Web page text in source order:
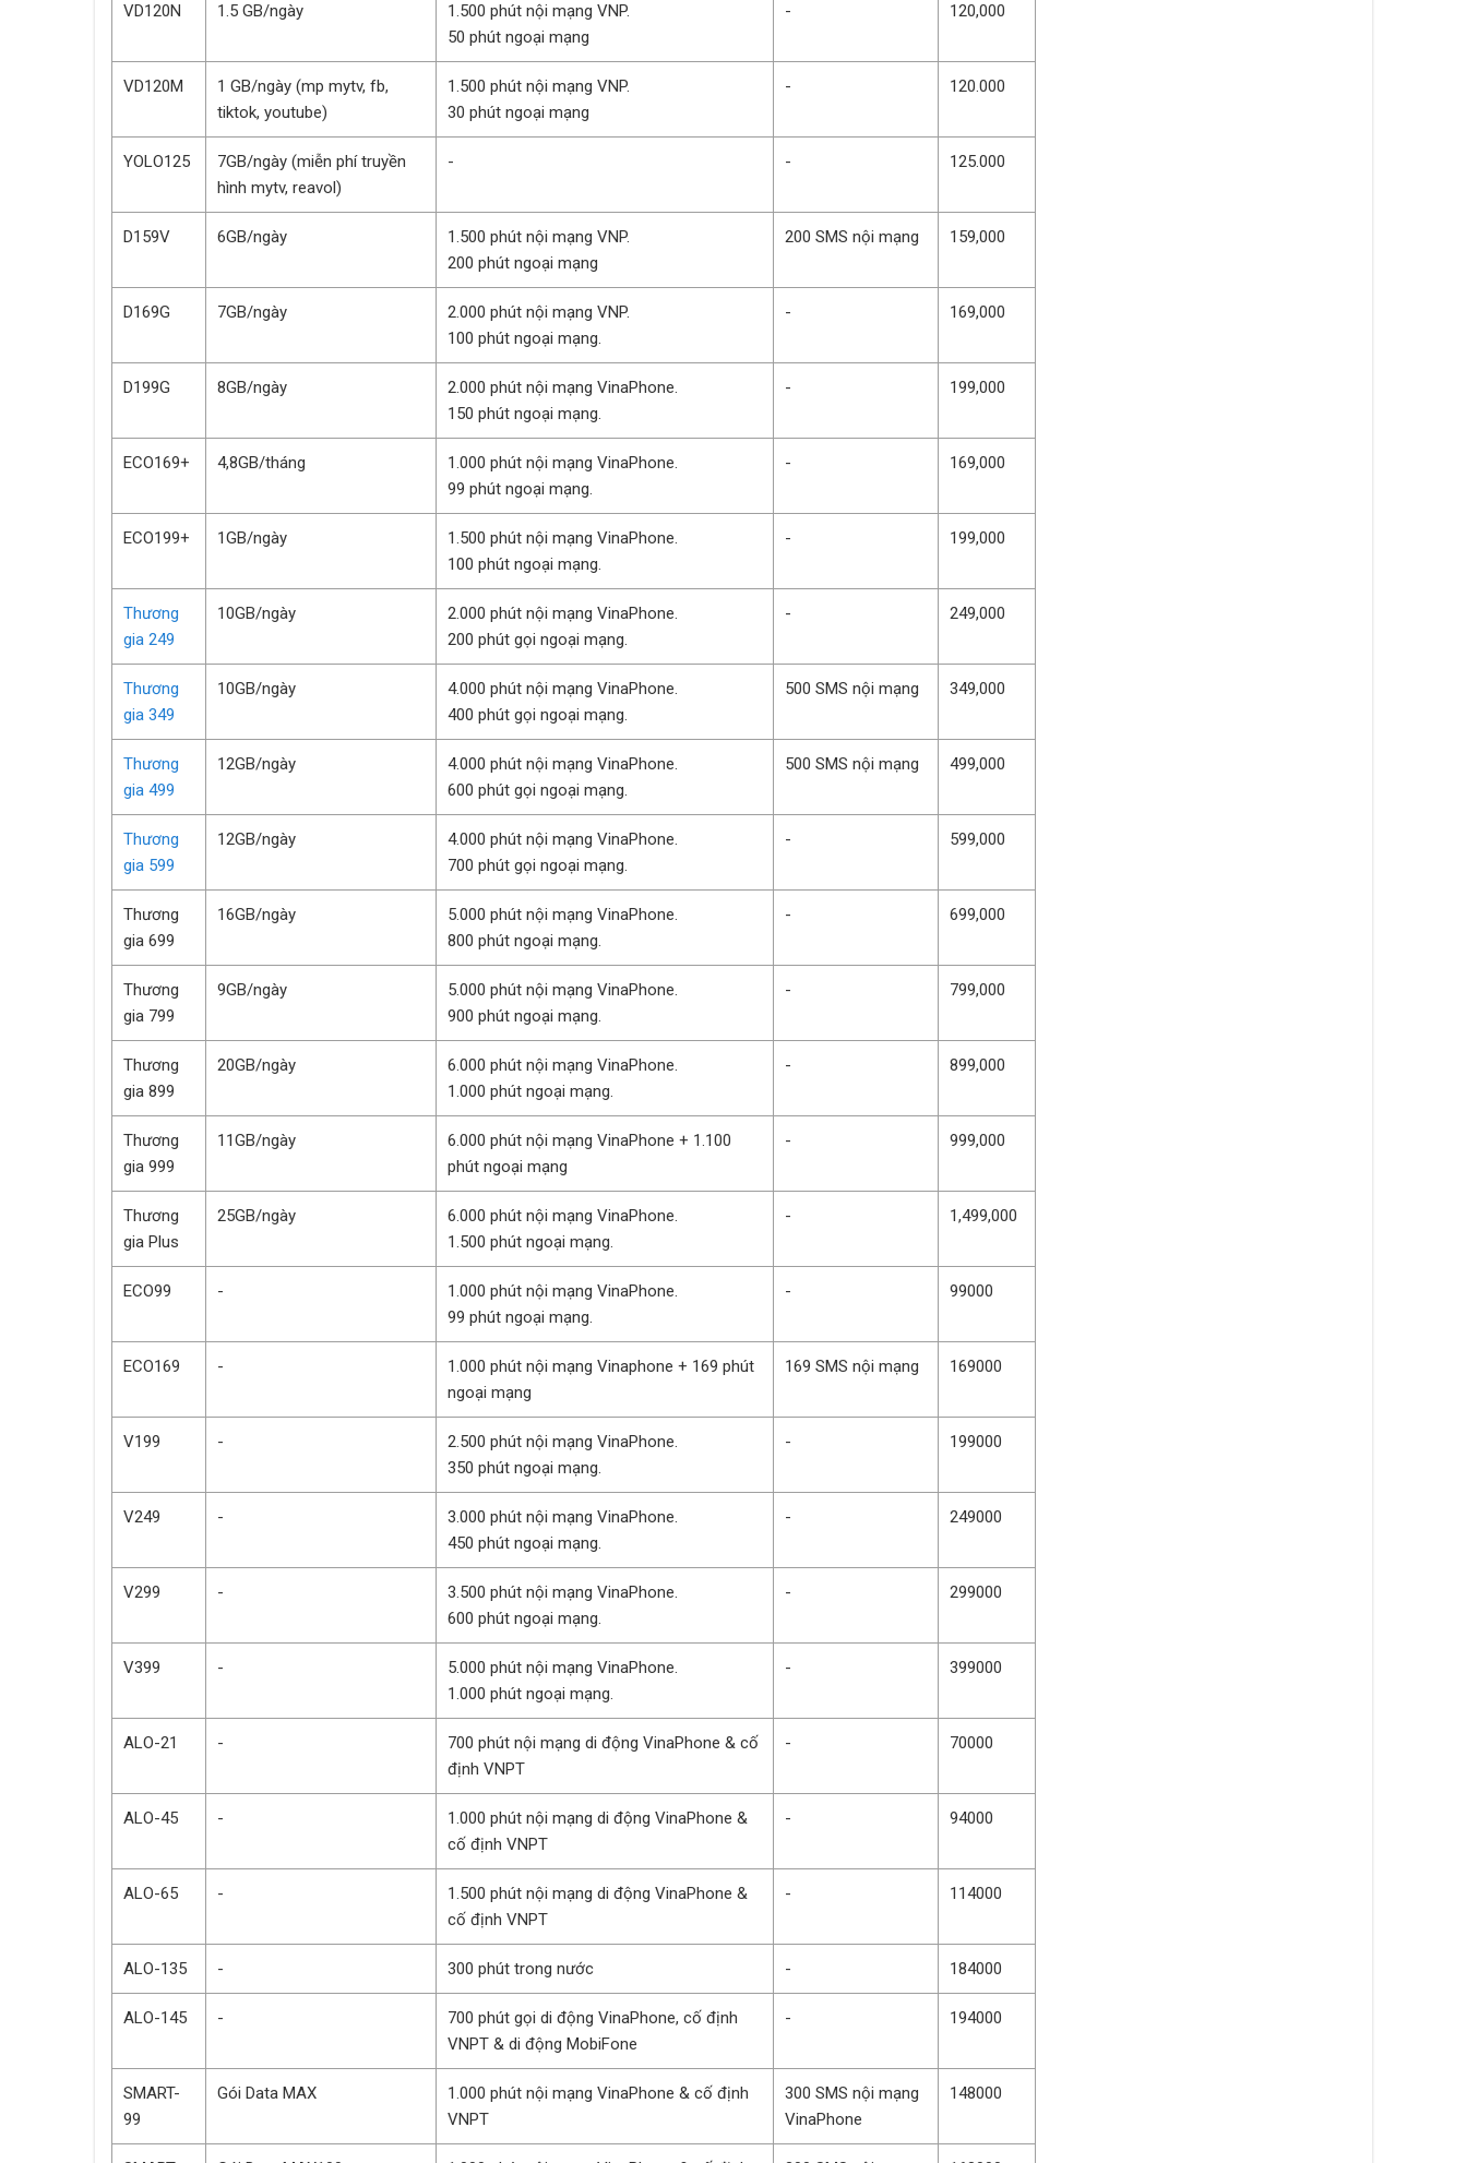
VD120N 1.5 GB/ngày
1.500 phút nội mạng VNP.
50 phút ngoại mạng
- 120,000
VD120M
1 GB/ngày (mp mytv, fb,
tiktok, youtube)
1.500 phút nội mạng VNP.
30 phút ngoại mạng
- 120.000
YOLO125
7GB/ngày (miễn phí truyền
hình mytv, reavol)
- - 125.000
D159V 6GB/ngày
1.500 phút nội mạng VNP.
200 phút ngoại mạng
200 SMS nội mạng 159,000
D169G 7GB/ngày
2.000 phút nội mạng VNP.
100 phút ngoại mạng.
- 169,000
D199G 8GB/ngày
2.000 phút nội mạng VinaPhone.
150 phút ngoại mạng.
- 199,000
ECO169+ 4,8GB/tháng
1.000 phút nội mạng VinaPhone.
99 phút ngoại mạng.
- 169,000
ECO199+ 1GB/ngày
1.500 phút nội mạng VinaPhone.
100 phút ngoại mạng.
- 199,000
Thương
gia 249
10GB/ngày
2.000 phút nội mạng VinaPhone.
200 phút gọi ngoại mạng.
- 249,000
Thương
gia 349
10GB/ngày
4.000 phút nội mạng VinaPhone.
400 phút gọi ngoại mạng.
500 SMS nội mạng 349,000
Thương
gia 499
12GB/ngày
4.000 phút nội mạng VinaPhone.
600 phút gọi ngoại mạng.
500 SMS nội mạng 499,000
Thương
gia 599
12GB/ngày
4.000 phút nội mạng VinaPhone.
700 phút gọi ngoại mạng.
- 599,000
Thương
gia 699
16GB/ngày
5.000 phút nội mạng VinaPhone.
800 phút ngoại mạng.
- 699,000
Thương
gia 799
9GB/ngày
5.000 phút nội mạng VinaPhone.
900 phút ngoại mạng.
- 799,000
Thương
gia 899
20GB/ngày
6.000 phút nội mạng VinaPhone.
1.000 phút ngoại mạng.
- 899,000
Thương
gia 999
11GB/ngày
6.000 phút nội mạng VinaPhone + 1.100
phút ngoại mạng
- 999,000
Thương
gia Plus
25GB/ngày
6.000 phút nội mạng VinaPhone.
1.500 phút ngoại mạng.
- 1,499,000
ECO99 -
1.000 phút nội mạng VinaPhone.
99 phút ngoại mạng.
- 99000
ECO169 -
1.000 phút nội mạng Vinaphone + 169 phút
ngoại mạng
169 SMS nội mạng 169000
V199 -
2.500 phút nội mạng VinaPhone.
350 phút ngoại mạng.
- 199000
V249 -
3.000 phút nội mạng VinaPhone.
450 phút ngoại mạng.
- 249000
V299 -
3.500 phút nội mạng VinaPhone.
600 phút ngoại mạng.
- 299000
V399 -
5.000 phút nội mạng VinaPhone.
1.000 phút ngoại mạng.
- 399000
ALO-21 -
700 phút nội mạng di động VinaPhone & cố
định VNPT
- 70000
ALO-45 -
1.000 phút nội mạng di động VinaPhone &
cố định VNPT
- 94000
ALO-65 -
1.500 phút nội mạng di động VinaPhone &
cố định VNPT
- 114000
ALO-135 - 300 phút trong nước - 184000
ALO-145 -
700 phút gọi di động VinaPhone, cố định
VNPT & di động MobiFone
- 194000
SMART-
99
Gói Data MAX
1.000 phút nội mạng VinaPhone & cố định
VNPT
300 SMS nội mạng
VinaPhone
148000